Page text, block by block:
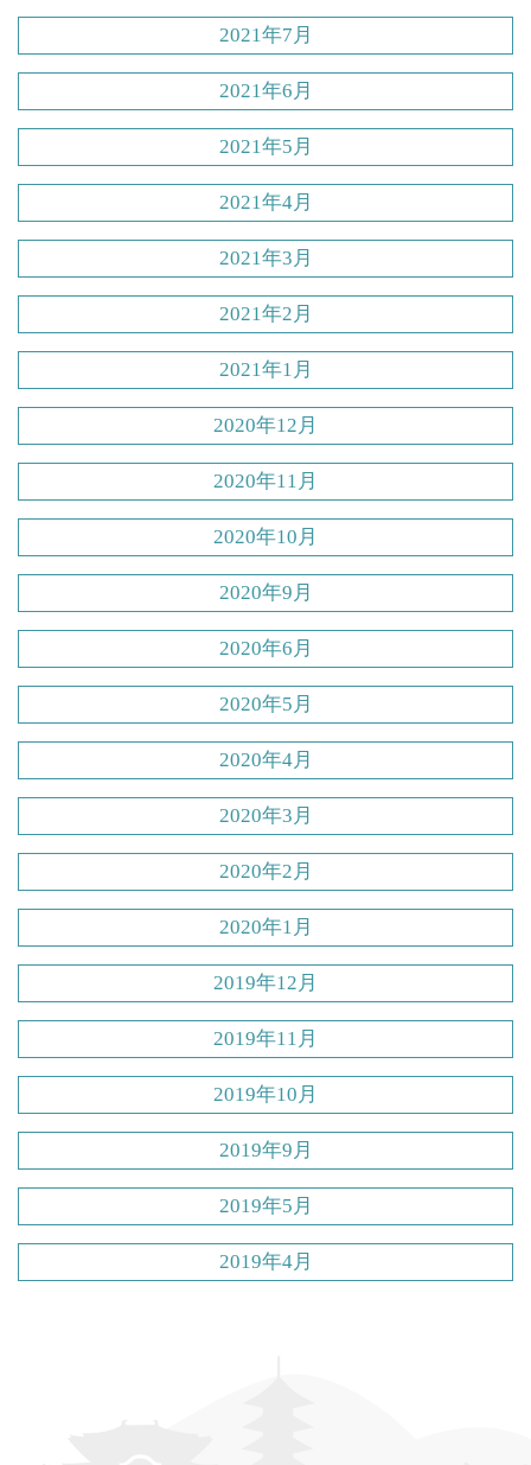
2021年7月
2021年6月
2021年5月
2021年4月
2021年3月
2021年2月
2021年1月
2020年12月
2020年11月
2020年10月
2020年9月
2020年6月
2020年5月
2020年4月
2020年3月
2020年2月
2020年1月
2019年12月
2019年11月
2019年10月
2019年9月
2019年5月
2019年4月